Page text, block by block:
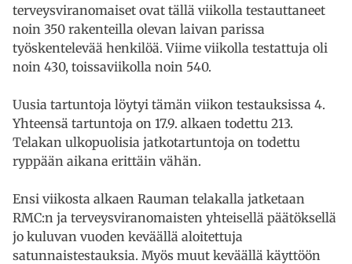
terveysviranomaiset ovat tällä viikolla testauttaneet
noin 350 rakenteilla olevan laivan parissa
työskentelevää henkilöä. Viime viikolla testattuja oli
noin 430, toissaviikolla noin 540.
Uusia tartuntoja löytyi tämän viikon testauksissa 4.
Yhteensä tartuntoja on 17.9. alkaen todettu 213.
Telakan ulkopuolisia jatkotartuntoja on todettu
ryppään aikana erittäin vähän.
Ensi viikosta alkaen Rauman telakalla jatketaan
RMC:n ja terveysviranomaisten yhteisellä päätöksellä
jo kuluvan vuoden keväällä aloitettuja
satunnaistestauksia. Myös muut keväällä käyttöön